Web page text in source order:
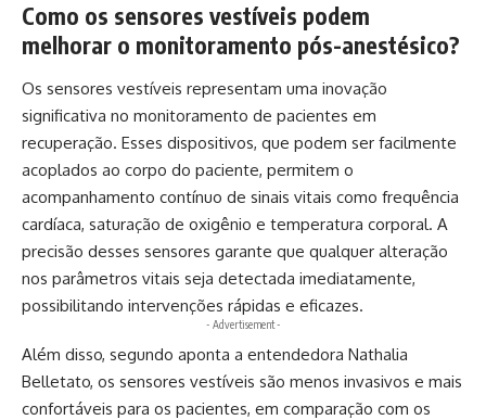
Como os sensores vestíveis podem
melhorar o monitoramento pós-anestésico?
Os sensores vestíveis representam uma inovação
significativa no monitoramento de pacientes em
recuperação. Esses dispositivos, que podem ser facilmente
acoplados ao corpo do paciente, permitem o
acompanhamento contínuo de sinais vitais como frequência
cardíaca, saturação de oxigênio e temperatura corporal. A
precisão desses sensores garante que qualquer alteração
nos parâmetros vitais seja detectada imediatamente,
possibilitando intervenções rápidas e eficazes.
- Advertisement -
Além disso, segundo aponta a entendedora Nathalia
Belletato, os sensores vestíveis são menos invasivos e mais
confortáveis para os pacientes, em comparação com os